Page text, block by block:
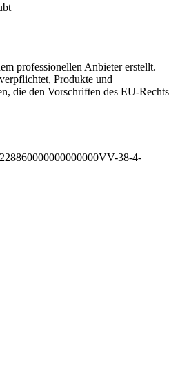
professionellen Anbieter erstellt.
Produkte und
die den Vorschriften des EU-Rechts
38-4-